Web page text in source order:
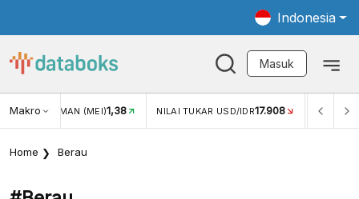
Indonesia
Masuk
MakroUSD/IDR17.908 INFLASI YOY (JUL) 2,88% INFLASI MOM
Home Berau